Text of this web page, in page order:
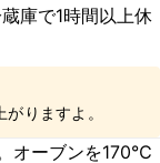
庫で1時間以上休
りますよ。
オーブンを170℃